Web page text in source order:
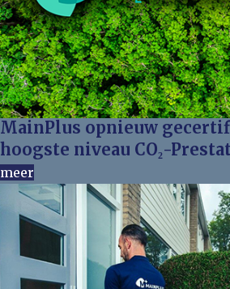
MainPlus opnieuw
hoogste niveau CO₂-
meer